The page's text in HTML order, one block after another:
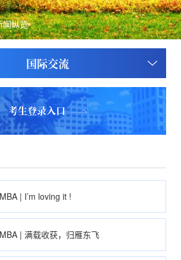
闻纵览
国际交流
考生登录入口
| I’m loving it !
| 满载收获，归雁东飞